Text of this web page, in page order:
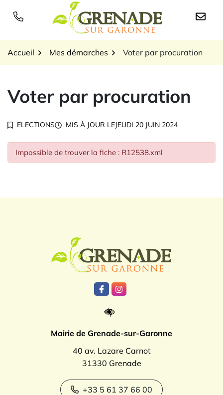
Logo Grenade sur
Accueil Mes démarches Voter par procuration
Voter par procuration
ELECTIONS MIS À JOUR LEJEUDI 20 JUIN 2024
Impossible de trouver la fiche : R12538.xml
Lien vers le compte Facebook
Lien vers le compte
Mairie de Grenade-sur-Garonne
40 av. Lazare Carnot
31330 Grenade
+33 5 61 37 66 00